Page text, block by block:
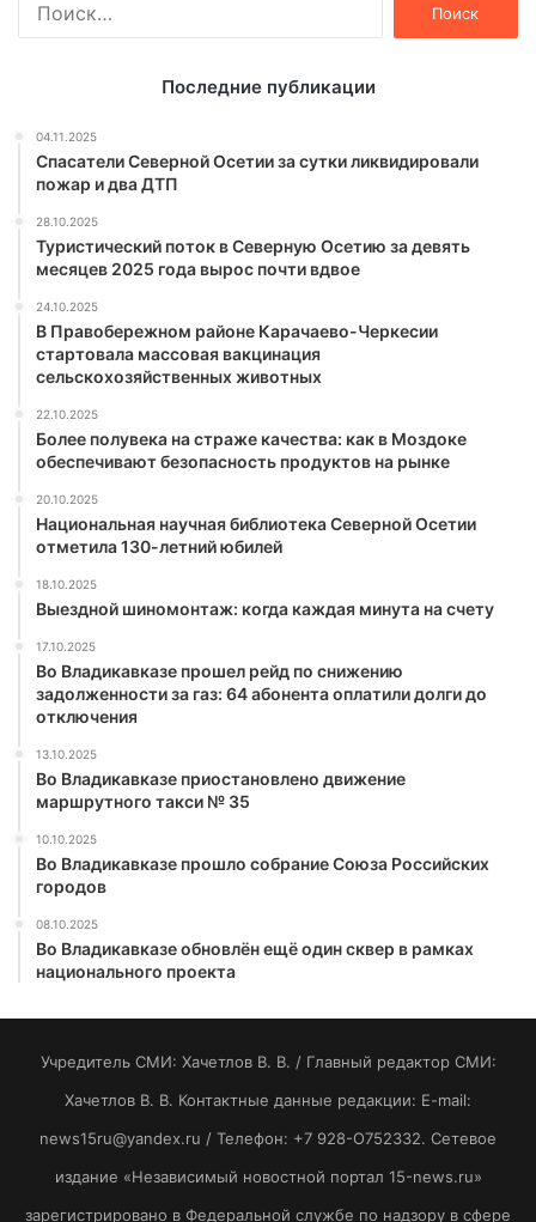
Последние публикации
04.11.2025
Спасатели Северной Осетии за сутки ликвидировали
пожар и два ДТП
28.10.2025
Туристический поток в Северную Осетию за девять
месяцев 2025 года вырос почти вдвое
24.10.2025
В Правобережном районе Карачаево-Черкесии
стартовала массовая вакцинация
сельскохозяйственных животных
22.10.2025
Более полувека на страже качества: как в Моздоке
обеспечивают безопасность продуктов на рынке
20.10.2025
Национальная научная библиотека Северной Осетии
отметила 130-летний юбилей
18.10.2025
Выездной шиномонтаж: когда каждая минута на счету
17.10.2025
Во Владикавказе прошел рейд по снижению
задолженности за газ: 64 абонента оплатили долги до
отключения
13.10.2025
Во Владикавказе приостановлено движение
маршрутного такси № 35
10.10.2025
Во Владикавказе прошло собрание Союза Российских
городов
08.10.2025
Во Владикавказе обновлён ещё один сквер в рамках
национального проекта
Учредитель СМИ: Хaчeтлoв B. B. / Главный редактор СМИ:
Хaчeтлoв B. B. Контактные данные редакции: E-mail:
news15ru@yandex.ru / Телефон: +7 928-O752332. Сетевое
издание «Независимый новостной портал 15-news.ru»
зарегистрировано в Федеральной службе по надзору в сфере